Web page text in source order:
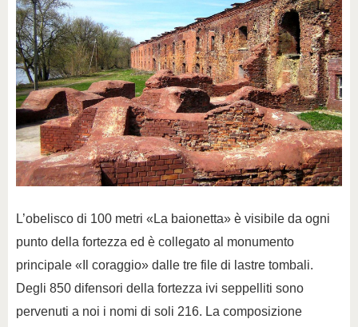
L’obelisco di 100 metri «La baionetta» è visibile da ogni
punto della fortezza ed è collegato al monumento
principale «Il coraggio» dalle tre file di lastre tombali.
Degli 850 difensori della fortezza ivi seppelliti sono
pervenuti a noi i nomi di soli 216. La composizione